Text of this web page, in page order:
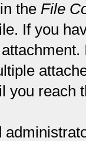
the File
If you
you reach